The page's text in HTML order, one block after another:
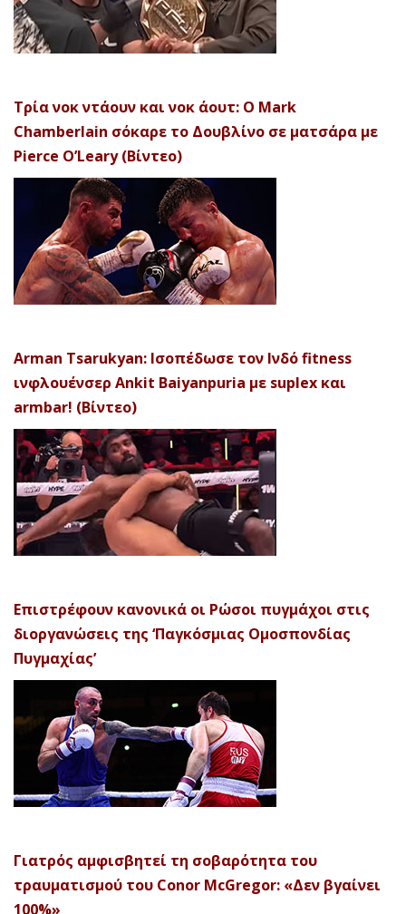
Τρία νοκ ντάουν και νοκ άουτ: Ο Mark
Chamberlain σόκαρε το Δουβλίνο σε ματσάρα με
Pierce O’Leary (Βίντεο)
Arman Tsarukyan: Ισοπέδωσε τον Ινδό fitness
ινφλουένσερ Ankit Baiyanpuria με suplex και
armbar! (Βίντεο)
Επιστρέφουν κανονικά οι Ρώσοι πυγμάχοι στις
διοργανώσεις της ‘Παγκόσμιας Ομοσπονδίας
Πυγμαχίας’
Γιατρός αμφισβητεί τη σοβαρότητα του
τραυματισμού του Conor McGregor: «Δεν βγαίνει
100%»